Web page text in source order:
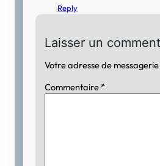
Reply
Laisser un
Votre adresse de
Commentaire *